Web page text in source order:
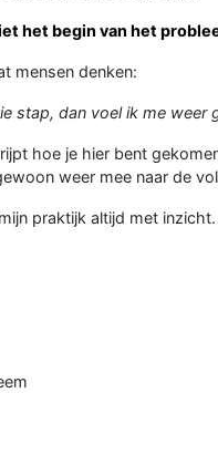
het begin van het
mensen denken:
stap, dan voel ik me weer
hoe je hier bent
weer mee naar de
praktijk altijd met inzicht.